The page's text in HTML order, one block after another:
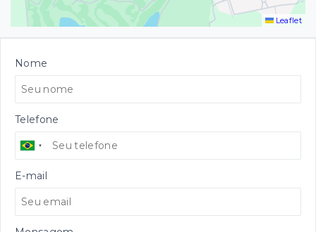
Leaflet
Nome
Telefone
E-mail